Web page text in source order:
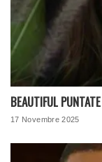
BEAUTIFUL
17 Novembre 2025